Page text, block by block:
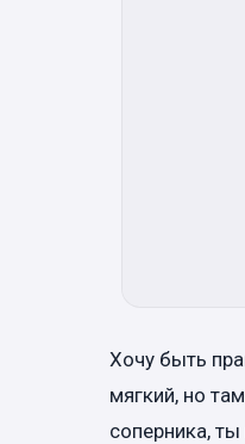
Хочу быть
мягкий, но
соперника,